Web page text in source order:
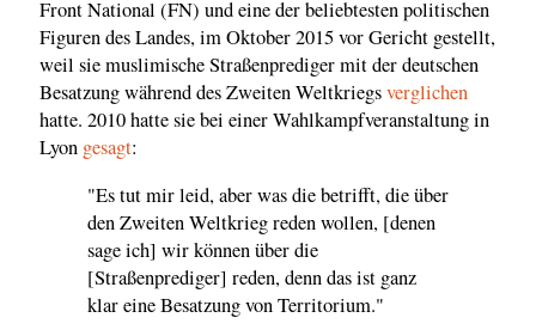
Front National (FN) und eine der beliebtesten politischen
Figuren des Landes, im Oktober 2015 vor Gericht gestellt,
weil sie muslimische Straßenprediger mit der deutschen
Besatzung während des Zweiten Weltkriegsverglichen
hatte. 2010 hatte sie bei einer Wahlkampfveranstaltung in
Lyon gesagt:
"Es tut mir leid, aber was die betrifft, die über
den Zweiten Weltkrieg reden wollen, [denen
sage ich] wir können über die
[Straßenprediger] reden, denn das ist ganz
klar eine Besatzung von Territorium."